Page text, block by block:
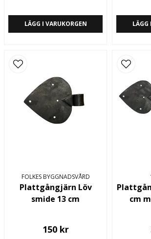
LÄGG I VARUKORGEN LÄGG
FOLKES BYGGNADSVÅRD
Plattgångjärn Löv
smide 13 cm
150 kr
cm